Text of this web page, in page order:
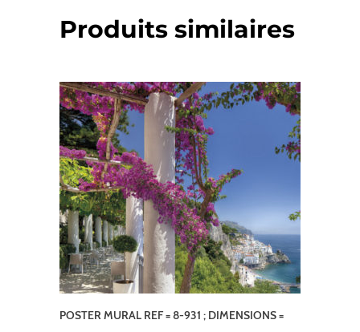
Produits similaires
POSTER MURAL REF = 8-931 ; DIMENSIONS =